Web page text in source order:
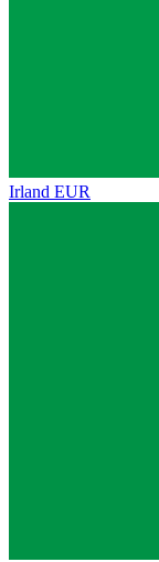
Irland EUR